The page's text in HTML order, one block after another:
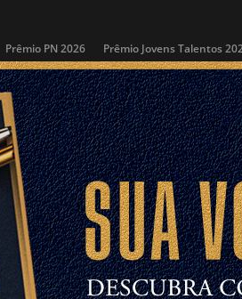
Prêmio PN 2026 Prêmio Jovens Talentos